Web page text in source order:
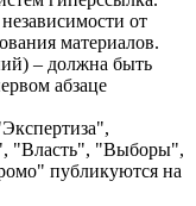
от
материалов.
– должна быть
абзаце
"Власть", "Выборы",
публикуются на